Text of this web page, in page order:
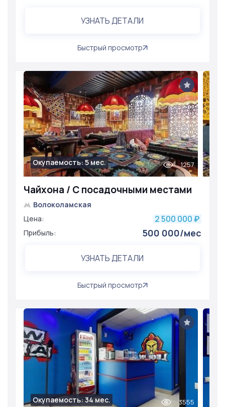
УЗНАТЬ ДЕТАЛИ
Быстрый просмотр
Чайхона / С посадочными местами
Окупаемость: 5 мес. 1257
Волоколамская
Цена:
2 500 000 ₽
Прибыль: 500 000/мес
УЗНАТЬ ДЕТАЛИ
Быстрый просмотр
Окупаемость: 34 мес. 3555